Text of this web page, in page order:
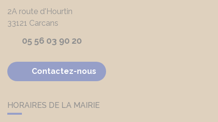
2A route d'Hourtin
33121 Carcans
05 56 03 90 20
Contactez-nous
HORAIRES DE LA MAIRIE